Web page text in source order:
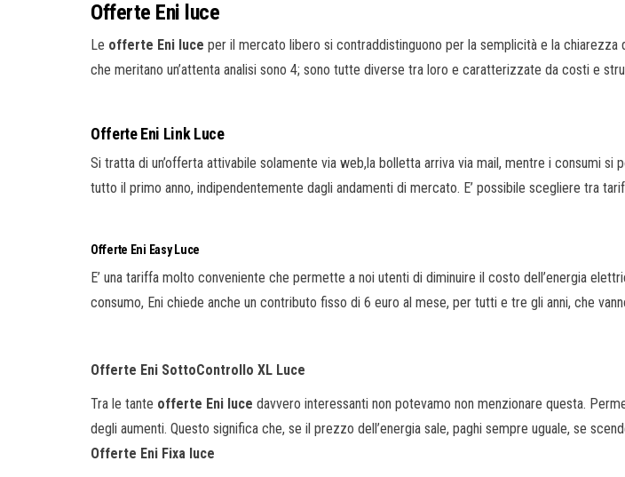
Offerte Eni luce
Le offerte Eni luce per il mercato libero si contraddistinguono per la semplicità e la
che meritano un’attenta analisi sono 4; sono tutte diverse tra loro e caratterizzate da costi e
Offerte Eni Link Luce
Si tratta di un’offerta attivabile solamente via web,la bolletta arriva via mail, mentre i consumi
tutto il primo anno, indipendentemente dagli andamenti di mercato. E’ possibile scegliere tra
Offerte Eni Easy Luce
E’ una tariffa molto conveniente che permette a noi utenti di diminuire il costo dell’energia
consumo, Eni chiede anche un contributo fisso di 6 euro al mese, per tutti e tre gli anni, che
Offerte Eni SottoControllo XL Luce
Tra le tante offerte Eni luce davvero interessanti non potevamo non menzionare questa.
degli aumenti. Questo significa che, se il prezzo dell’energia sale, paghi sempre uguale, se
Offerte Eni Fixa luce